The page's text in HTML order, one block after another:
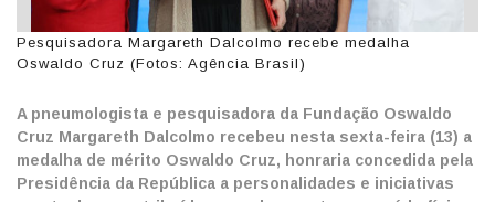
Pesquisadora Margareth Dalcolmo recebe medalha
Oswaldo Cruz (Fotos: Agência Brasil)
A pneumologista e pesquisadora da Fundação Oswaldo
Cruz Margareth Dalcolmo recebeu nesta sexta-feira (13) a
medalha de mérito Oswaldo Cruz, honraria concedida pela
Presidência da República a personalidades e iniciativas